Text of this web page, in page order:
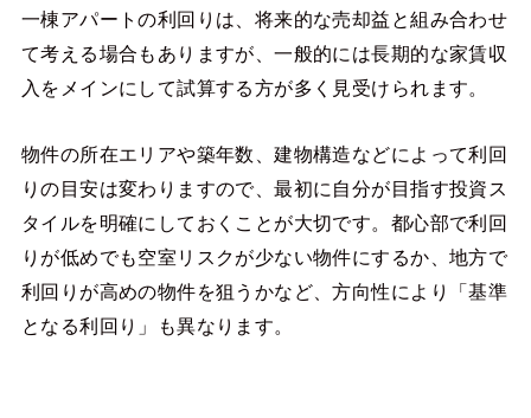
一棟アパートの利回りは、将来的な売却益と組み合わせ
て考える場合もありますが、一般的には長期的な家賃収
入をメインにして試算する方が多く見受けられます。
物件の所在エリアや築年数、建物構造などによって利回
りの目安は変わりますので、最初に自分が目指す投資ス
タイルを明確にしておくことが大切です。都心部で利回
りが低めでも空室リスクが少ない物件にするか、地方で
利回りが高めの物件を狙うかなど、方向性により「基準
となる利回り」も異なります。